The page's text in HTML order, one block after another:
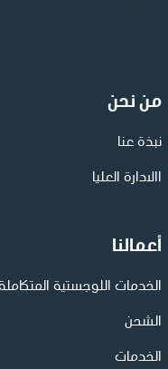
من نحن
نبذة عنا
االادارة العليا
أعمالنا
الخدمات اللوجستية
الشحن
الخدمات